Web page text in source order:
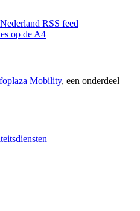
RSS feed
op de A4
Mobility, een onderdeel